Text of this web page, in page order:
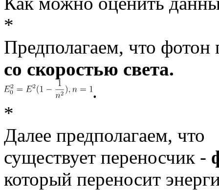
*
Предполагаем, что фотон
со скоростью света.
.
*
Далее предполагаем, что
существует переносчик -
который переносит